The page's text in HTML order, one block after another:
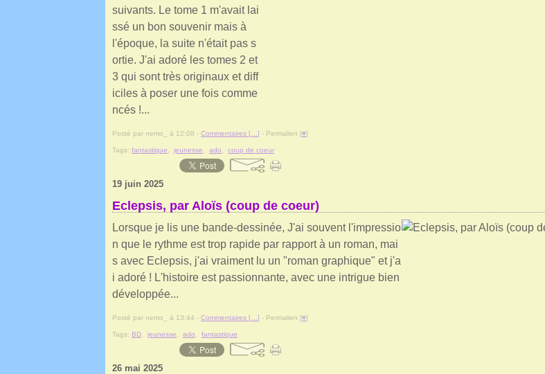
suivants. Le tome 1 m'avait lai
ssé un bon souvenir mais à
l'époque, la suite n'était pas s
ortie. J'ai adoré les tomes 2 et
3 qui sont très originaux et diff
iciles à poser une fois comme
ncés !...
Posté par nemo_ à 12:08 - Commentaires [ ] - Permalien [#]
Tags: fantastique jeunesse ado coup de coeur
19 juin 2025
Eclepsis, par Aloïs (coup de coeur)
Lorsque je lis une bande-dessinée, J'ai souvent l'impressio
n que le rythme est trop rapide par rapport à un roman, mai
s avec Eclepsis, j'ai vraiment lu un "roman graphique" et j'a
i adoré ! L'histoire est passionnante, avec une intrigue bien
développée...
Posté par nemo_ à 13:44 - Commentaires [ ] - Permalien [#]
Tags: BD jeunesse ado fantastique
26 mai 2025